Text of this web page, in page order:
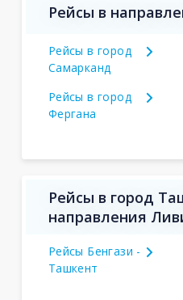
Рейсы в
Рейсы в город
Самарканд
Рейсы в город
Фергана
Рейсы в город
направления
Рейсы Бенгази -
Ташкент